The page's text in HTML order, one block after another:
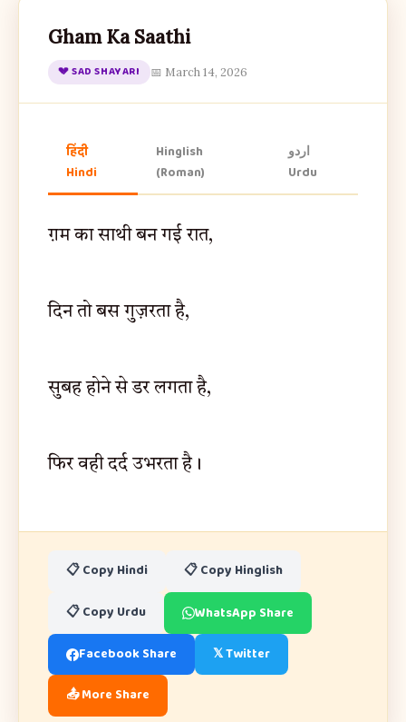
Gham Ka Saathi
💔 SAD SHAYARI 📅 March 14, 2026
हिंदी
Hindi
Hinglish
(Roman)
اردو
Urdu
ग़म का साथी बन गई रात,
दिन तो बस गुज़रता है,
सुबह होने से डर लगता है,
फिर वही दर्द उभरता है।
📋 Copy Hindi 📋 Copy Hinglish
📋 Copy Urdu WhatsApp Share
Facebook Share 𝕏 Twitter
📤 More Share